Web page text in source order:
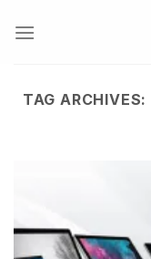
TAG ARCHIVES: